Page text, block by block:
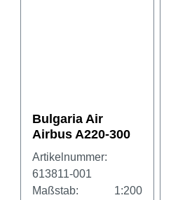
Bulgaria Air
Airbus A220-300
Artikelnummer:
613811-001
Maßstab:
1:200